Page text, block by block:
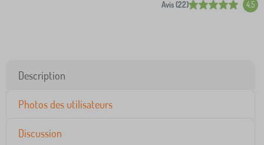
Avis (22) 4.5
Description
Photos des utilisateurs
Discussion